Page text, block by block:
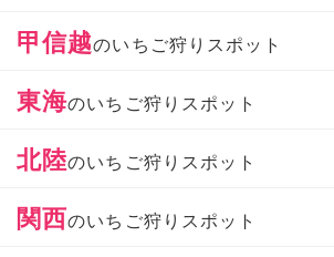
甲信越のいちご狩りスポット
東海のいちご狩りスポット
北陸のいちご狩りスポット
関西のいちご狩りスポット